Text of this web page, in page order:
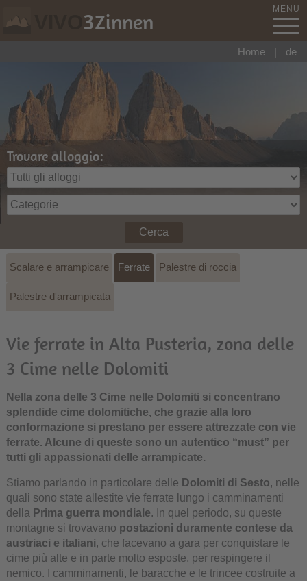
3Zinnen MENU
Trovare alloggio:
Cerca
Home | de
Scalare e arrampicare Ferrate Palestre di roccia
Palestre d'arrampicata
Vie ferrate in Alta Pusteria, zona delle
3 Cime nelle Dolomiti
Nella zona delle 3 Cime nelle Dolomiti si concentrano
splendide cime dolomitiche, che grazie alla loro
conformazione si prestano per essere attrezzate con vie
ferrate. Alcune di queste sono un autentico “must” per
tutti gli appassionati delle arrampicate.
Stiamo parlando in particolare delle Dolomiti di Sesto, nelle
quali sono state allestite vie ferrate lungo i camminamenti
della Prima guerra mondiale. In quel periodo, su queste
montagne si trovavano postazioni duramente contese da
austriaci e italiani, che facevano a gara per conquistare le
cime più alte e in parte molto esposte, per respingere il
nemico. I camminamenti, le baracche e le trincee costruite a